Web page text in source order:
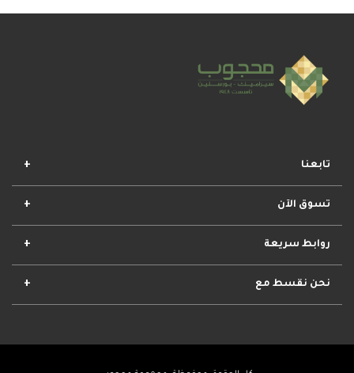
تابعنا
تسوق الآن
افضل المجموعات
روابط سريعة
الأحكام والشروط
نحن نقسط مع